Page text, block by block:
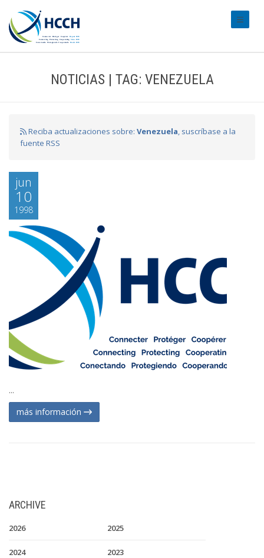
NOTICIAS | TAG: VENEZUELA
Reciba actualizaciones sobre:Venezuela, suscríbase a la
fuente RSS
jun
10
1998
...
más información
ARCHIVE
2026 2025
2024 2023